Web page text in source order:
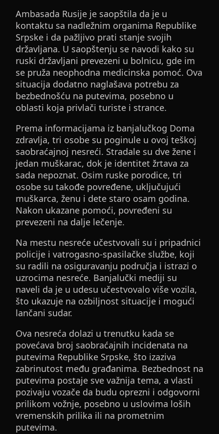
Ambasada Rusije je saopštila da je u
kontaktu sa nadležnim organima Republike
Srpske i da pažljivo prati stanje svojih
državljana. U saopštenju se navodi kako su
ruski državljani prevezeni u bolnicu, gde im
se pruža neophodna medicinska pomoć. Ova
situacija dodatno naglašava potrebu za
bezbednošću na putevima, posebno u
oblasti koja privlači turiste i strance.
Prema informacijama iz banjalučkog Doma
zdravlja, tri osobe su poginule u ovoj teškoj
saobraćajnoj nesreći. Stradale su dve žene i
jedan muškarac, dok je identitet žrtava za
sada nepoznat. Osim ruske porodice, tri
osobe su takođe povređene, uključujući
muškarca, ženu i dete staro osam godina.
Nakon ukazane pomoći, povređeni su
prevezeni na dalje lečenje.
Na mestu nesreće učestvovali su i pripadnici
policije i vatrogasno-spasilačke službe, koji
su radili na osiguravanju područja i istrazi o
uzrocima nesreće. Banjalučki mediji su
naveli da je u udesu učestvovalo više vozila,
što ukazuje na ozbiljnost situacije i mogući
lančani sudar.
Ova nesreća dolazi u trenutku kada se
povećava broj saobraćajnih incidenata na
putevima Republike Srpske, što izaziva
zabrinutost među građanima. Bezbednost na
putevima postaje sve važnija tema, a vlasti
pozivaju vozače da budu oprezni i odgovorni
prilikom vožnje, posebno u uslovima loših
vremenskih prilika ili na prometnim
putevima.